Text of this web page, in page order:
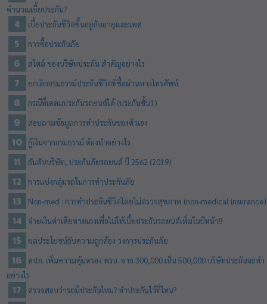
คำนวณเบี้ยประกัน?
เบี้ยประกันชีวิตขึ้นอยู่กับอายุและเพศ
การซื้อประกันภัย
สไตล์ ของบริษัทประกัน สำคัญอย่างไร
ยกเลิกกรมธรรม์ประกันชีวิตที่ซื้อผ่านทางโทรศัพท์
กรณีที่เคลมประกันรถยนต์ได้ (ประกันชั้น1)
สอบถามข้อมูลการทำประกันของตัวเอง
กู้เงินจากกรมธรรม์ ต้องทำอย่างไร
อันดับบริษัท, ประกันภัยรถยนต์ ปี 2562 (2019)
การแบ่งกลุ่มรถในการทำประกันภัย
Non-med : การทำประกันชีวิตโดยไม่ตรวจสุขภาพ (non-medical insurance)
จ่ายเงินค่าเสียหายเองเพื่อไม่ให้เบี้ยประกันรถยนต์เพิ่มในปีหน้า!!
ผลประโยชน์กับความถูกต้อง วงการประกันภัย
คปภ. เพิ่มความคุ้มครอง พรบ. จาก 300,000 เป็น 500,000 บริษัทประกันจะทำ
อย่างไร
ตรวจสอบว่ารถมีประกันไหม? ทำประกันไว้ที่ไหน?